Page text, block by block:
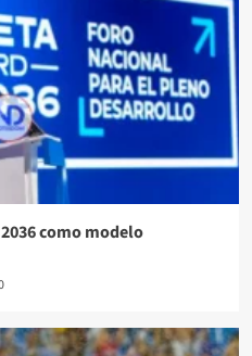
como modelo